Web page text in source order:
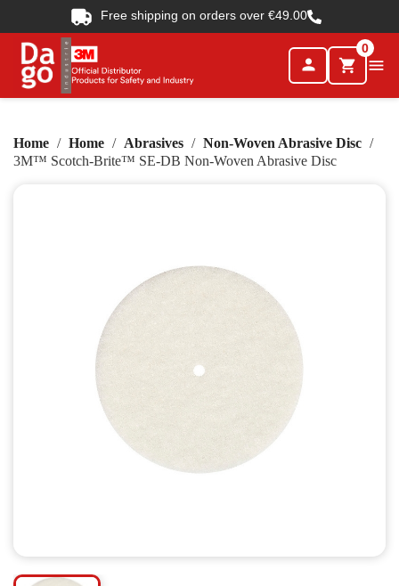
Free shipping on orders over €49.00
person shopping_cart
0

Home Home Abrasives
Non-Woven Abrasive Disc
3M™ Scotch-Brite™ SE-DB Non-Woven Abrasive Disc